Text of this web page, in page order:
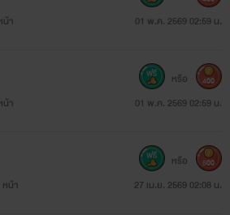
น้า 01 พ.ค. 2569 02:59 น.
น้า 01 พ.ค. 2569 02:59 น.
หรือ 400
หน้า 27 เม.ย. 2569 02:08 น.
หรือ 500